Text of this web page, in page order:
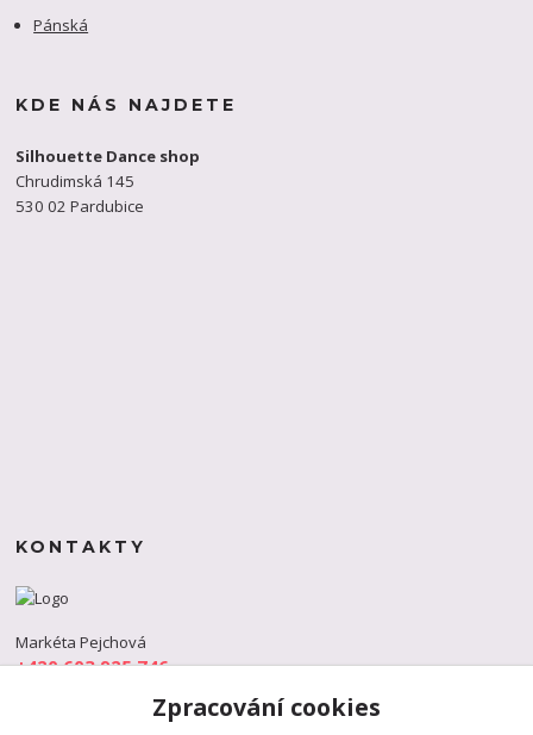
Pánská
KDE NÁS NAJDETE
Silhouette Dance shop
Chrudimská 145
530 02 Pardubice
KONTAKTY
Markéta Pejchová
+420 603 925 746
Zpracování cookies